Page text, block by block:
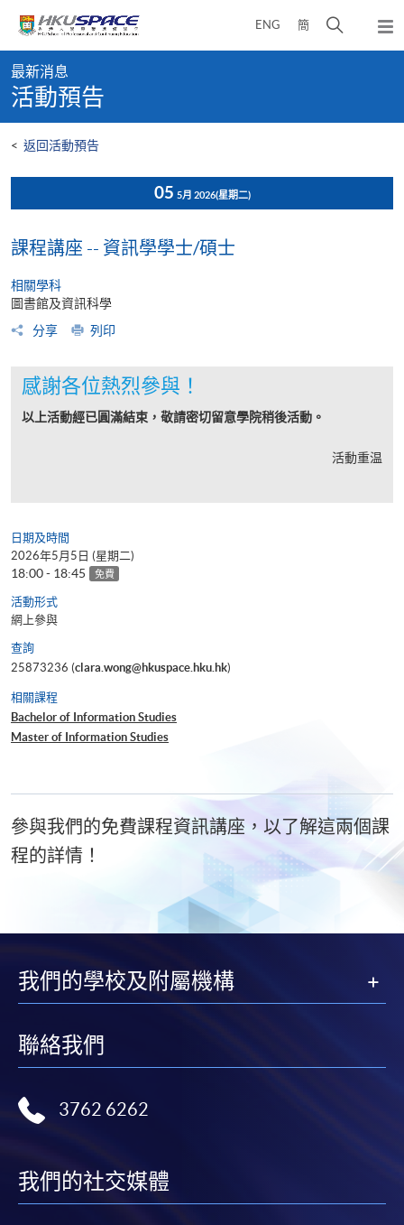
content
ENG 簡
開
彈
出
content
start
最新消息
活動預告
< 返回活動預告
05 5月 2026(星期二)
課程講座 -- 資訊學學士/碩士
相關學科
圖書館及資訊科學
分享
列印
感謝各位熱烈參與！
以上活動經已圓滿結束，敬請密切留意學院稍後活動。
活動重温
日期及時間
2026年5月5日 (星期二)
18:00 - 18:45 免費
活動形式
網上參與
查詢
25873236 (clara.wong@hkuspace.hku.hk)
相關課程
Bachelor of Information Studies
Master of Information Studies
參與我們的免費課程資訊講座，以了解這兩個課
程的詳情！
我們的學校及附屬機構
聯絡我們
3762 6262
我們的社交媒體